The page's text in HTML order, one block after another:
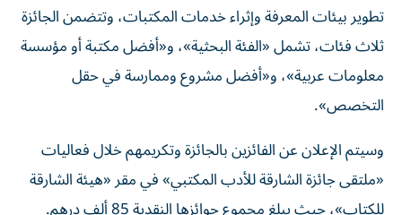
تطوير بيئات المعرفة وإثراء خدمات المكتبات، وتتضمن الجائزة
ثلاث فئات، تشمل «الفئة البحثية»، و«أفضل مكتبة أو مؤسسة
معلومات عربية»، و«أفضل مشروع وممارسة في حقل
التخصص».
وسيتم الإعلان عن الفائزين بالجائزة وتكريمهم خلال فعاليات
«ملتقى جائزة الشارقة للأدب المكتبي» في مقر «هيئة الشارقة